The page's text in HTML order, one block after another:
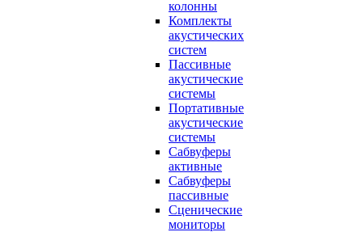
колонны
Комплекты
акустических
систем
Пассивные
акустические
системы
Портативные
акустические
системы
Сабвуферы
активные
Сабвуферы
пассивные
Сценические
мониторы